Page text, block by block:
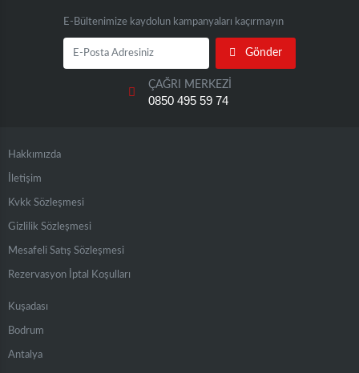
E-Bültenimize kaydolun kampanyaları kaçırmayın
Gönder
ÇAĞRI MERKEZİ
0850 495 59 74
Hakkımızda
İletişim
Kvkk Sözleşmesi
Gizlilik Sözleşmesi
Mesafeli Satış Sözleşmesi
Rezervasyon İptal Koşulları
Kuşadası
Bodrum
Antalya